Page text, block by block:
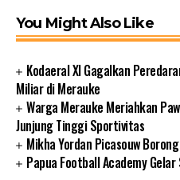
You Might Also Like
Kodaeral XI Gagalkan
Miliar di Merauke
Warga Merauke Meriahkan
Junjung Tinggi Sportivitas
Mikha Yordan Picasouw
Papua Football Academy